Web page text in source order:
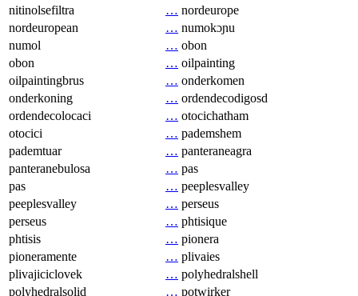
nitinolsefiltra
… nordeurope
nordeuropean
… numokɔɲu
numol
… obon
obon
… oilpainting
oilpaintingbrus
… onderkomen
onderkoning
… ordendecodigosd
ordendecolocaci
… otocichatham
otocici
… pademshem
pademtuar
… panteraneagra
panteranebulosa
… pas
pas
… peeplesvalley
peeplesvalley
… perseus
perseus
… phtisique
phtisis
… pionera
pioneramente
… plivaies
plivajiciclovek
… polyhedralshell
polyhedralsolid
… potwirker